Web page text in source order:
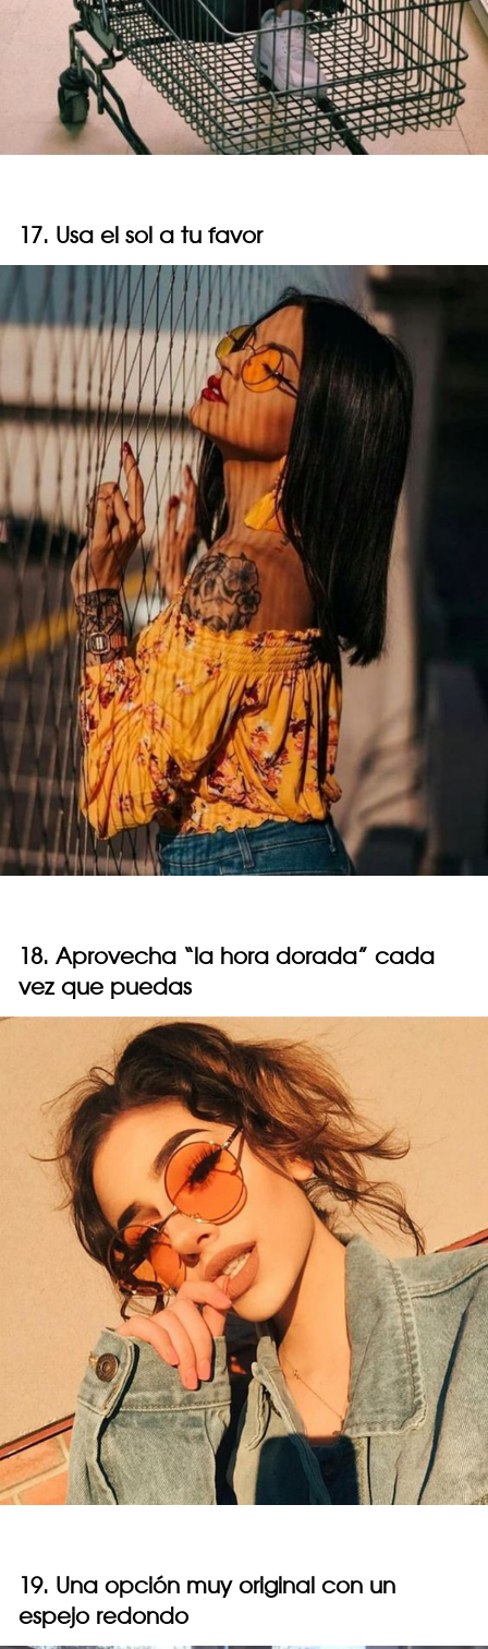
17. Usa el sol a tu favor
18. Aprovecha “la hora dorada” cada
vez que puedas
19. Una opción muy original con un
espejo redondo